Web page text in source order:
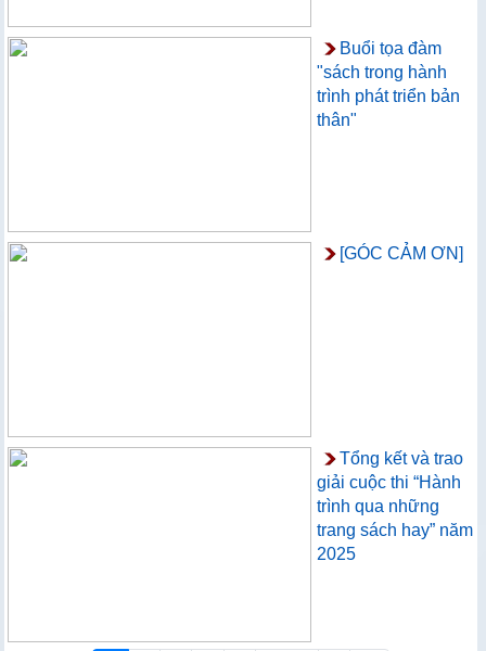
Buổi tọa đàm
"sách trong hành
trình phát triển bản
thân"
[GÓC CẢM ƠN]
Tổng kết và trao
giải cuộc thi “Hành
trình qua những
trang sách hay” năm
2025